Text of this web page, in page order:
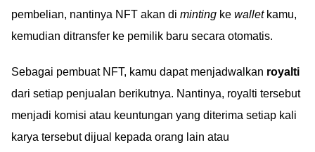
pembelian, nantinya NFT akan di minting ke walletkamu,
kemudian ditransfer ke pemilik baru secara otomatis.
Sebagai pembuat NFT, kamu dapat menjadwalkan royalti
dari setiap penjualan berikutnya. Nantinya, royalti tersebut
menjadi komisi atau keuntungan yang diterima setiap kali
karya tersebut dijual kepada orang lain atau